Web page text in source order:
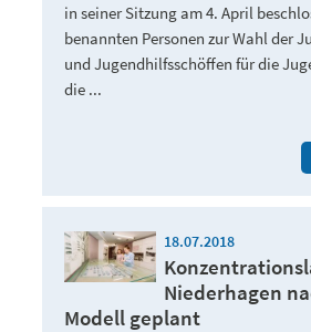
in seiner Sitzung am 4. April
benannten Personen zur Wahl der
und Jugendhilfsschöffen für die
die ...
18.07.2018
Niederhagen
Modell geplant